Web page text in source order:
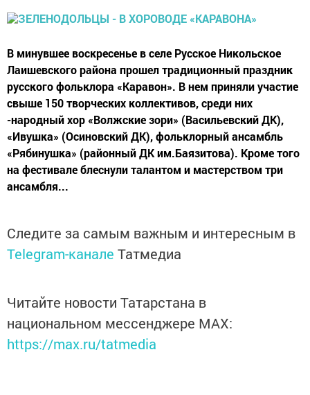
В минувшее воскресенье в селе Русское Никольское
Лаишевского района прошел традиционный праздник
русского фольклора «Каравон». В нем приняли участие
свыше 150 творческих коллективов, среди них
-народный хор «Волжские зори» (Васильевский ДК),
«Ивушка» (Осиновский ДК), фольклорный ансамбль
«Рябинушка» (районный ДК им.Баязитова). Кроме того
на фестивале блеснули талантом и мастерством три
ансамбля...
Следите за самым важным и интересным в
Telegram-канале Татмедиа
Читайте новости Татарстана в
национальном мессенджере MАХ:
https://max.ru/tatmedia